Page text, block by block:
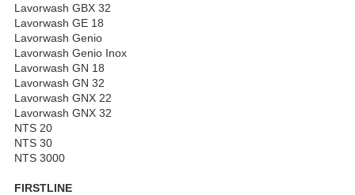
Lavorwash GBX 32
Lavorwash GE 18
Lavorwash Genio
Lavorwash Genio Inox
Lavorwash GN 18
Lavorwash GN 32
Lavorwash GNX 22
Lavorwash GNX 32
NTS 20
NTS 30
NTS 3000
FIRSTLINE